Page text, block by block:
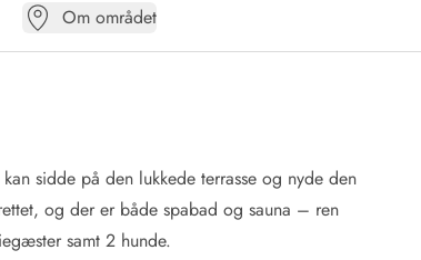
Om området
sidde på den lukkede terrasse og nyde den
og der er både spabad og sauna – ren
samt 2 hunde.